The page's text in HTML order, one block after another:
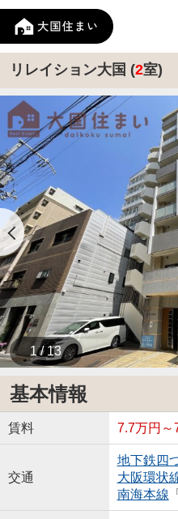
リレイション大国 (2室)
1 / 13
基本情報
賃料 7.7万円～
交通
地下鉄四
大阪環状
南海本線 「